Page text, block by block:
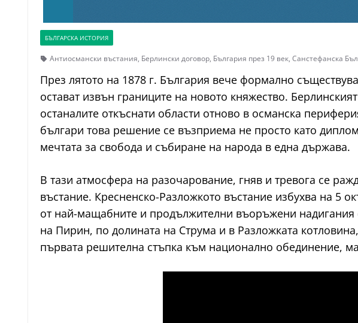
БЪЛГАРСКА ИСТОРИЯ
Антиосмански въстания, Берлински договор, България през 19 век, Санстефанска
През лятото на 1878 г. България вече формално
остават извън границите на новото княжество.
останалите откъснати области отново в османска
българи това решение се възприема не просто като
мечтата за свобода и събиране на народа в една държава.
В тази атмосфера на разочарование, гняв и тревога се
въстание. Кресненско-Разложкото въстание избухва на 5
от най-мащабните и продължителни въоръжени надигания
на Пирин, по долината на Струма и в Разложката
първата решителна стъпка към национално обединение,